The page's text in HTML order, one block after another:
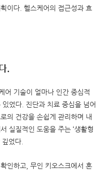
이다. 헬스케어의 접근성과 효
.
어 기술이 얼마나 인간 중심적
었다. 진단과 치료 중심을 넘어
의 건강을 손쉽게 관리하며 내
실질적인 도움을 주는 ‘생활형
었다.
인하고, 무인 키오스크에서 혼